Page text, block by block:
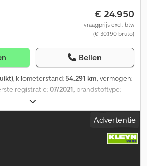
€ 24.950
vraagprijs excl. btw
(€ 30.190 bruto)
Bellen
, kilometerstand: 54.291 km, vermogen:
registratie:07/2021, brandstoftype:
245/55R17
elektriciteit, kleur:grijs,
5.370 mm, totale
, laadruimte lengte:
Advertentie